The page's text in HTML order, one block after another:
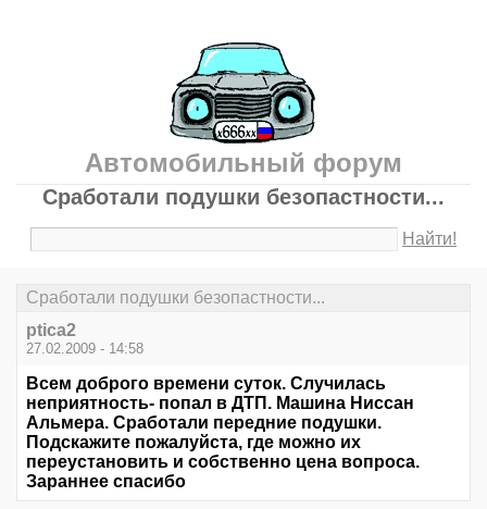
Автомобильный форум
Сработали подушки безопастности...
Найти!
Сработали подушки безопастности...
ptica2
27.02.2009 - 14:58
Всем доброго времени суток. Случилась
неприятность- попал в ДТП. Машина Ниссан
Альмера. Сработали передние подушки.
Подскажите пожалуйста, где можно их
переустановить и собственно цена вопроса.
Зараннее спасибо